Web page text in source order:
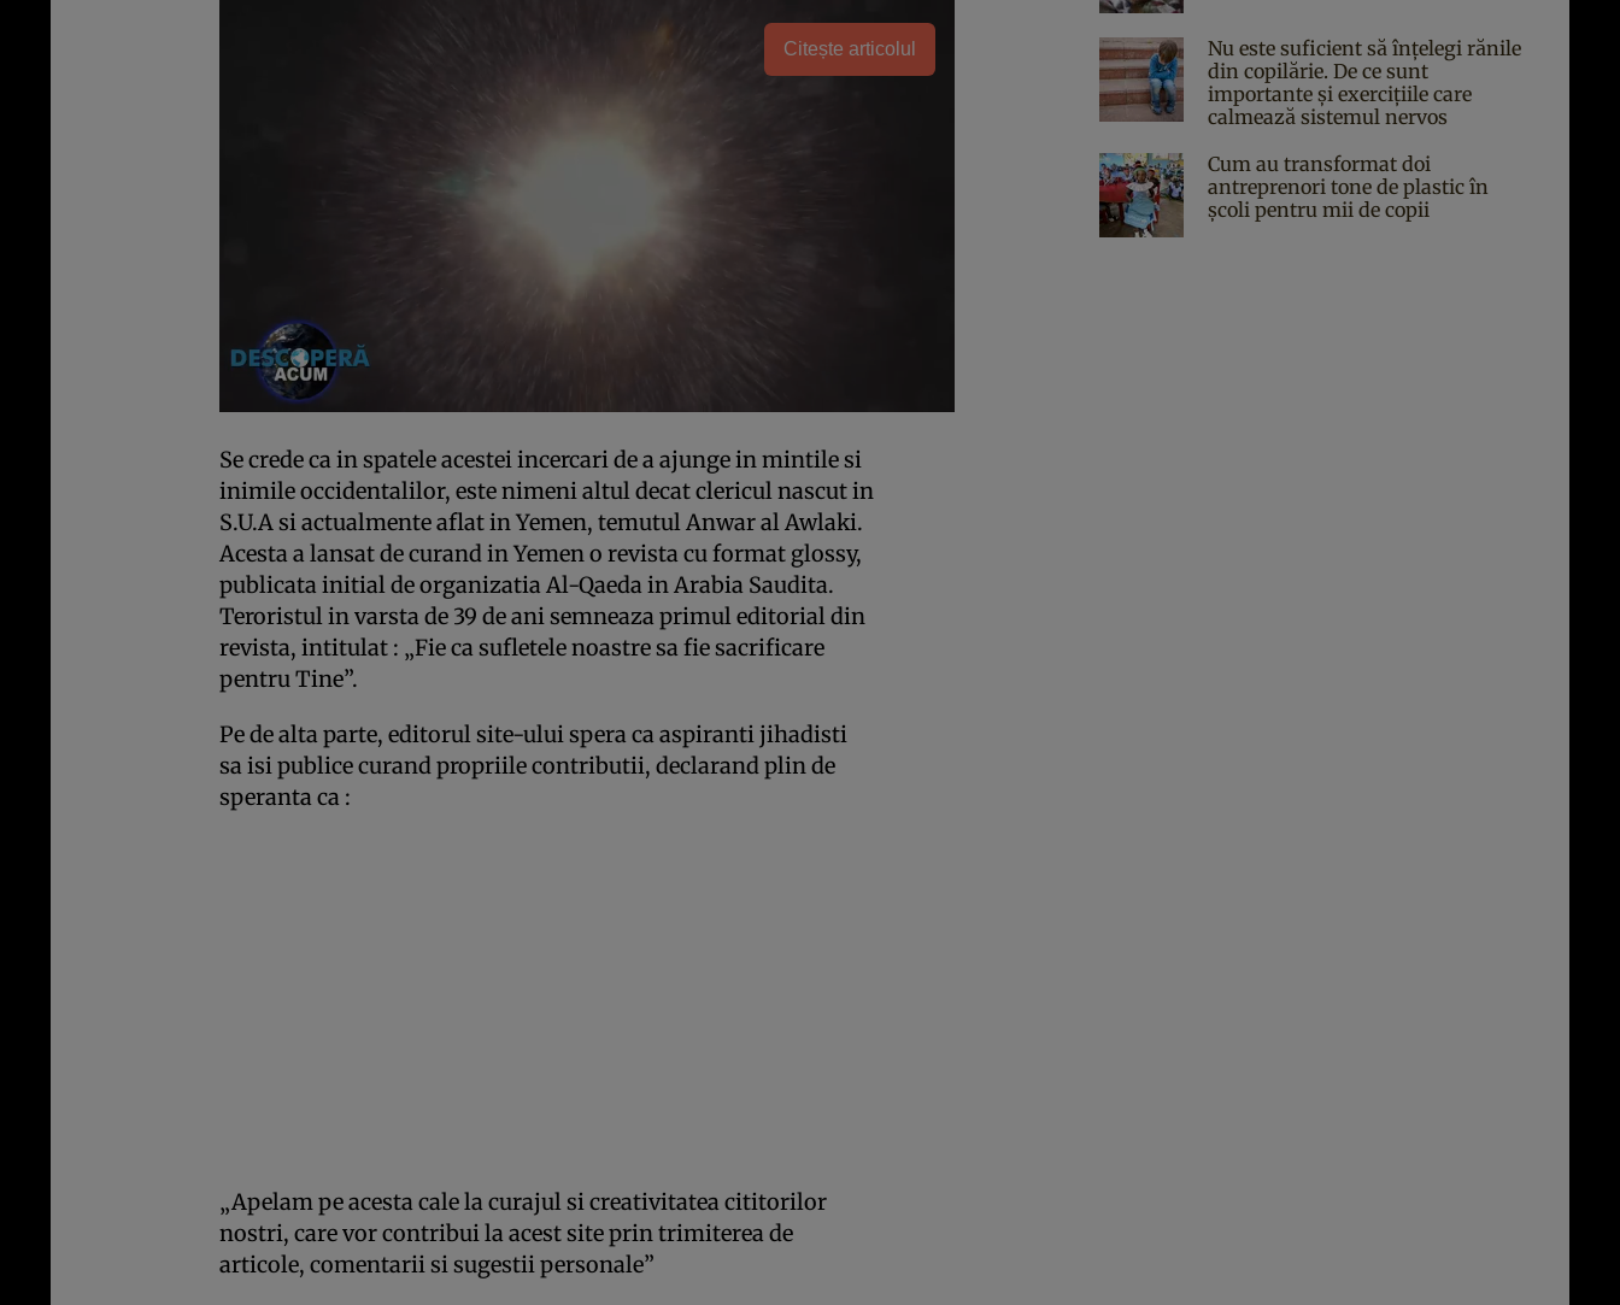
Citește articolul
Se crede ca in spatele acestei incercari de a ajunge in mintile si
inimile occidentalilor, este nimeni altul decat clericul nascut in
S.U.A si actualmente aflat in Yemen, temutul Anwar al Awlaki.
Acesta a lansat de curand in Yemen o revista cu format glossy,
publicata initial de organizatia Al-Qaeda in Arabia Saudita.
Teroristul in varsta de 39 de ani semneaza primul editorial din
revista, intitulat : „Fie ca sufletele noastre sa fie sacrificare
pentru Tine”.
Pe de alta parte, editorul site-ului spera ca aspiranti jihadisti
sa isi publice curand propriile contributii, declarand plin de
speranta ca :
„Apelam pe acesta cale la curajul si creativitatea cititorilor
nostri, care vor contribui la acest site prin trimiterea de
articole, comentarii si sugestii personale”
Nu este suficient să înțelegi rănile
din copilărie. De ce sunt
importante și exercițiile care
calmează sistemul nervos
Cum au transformat doi
antreprenori tone de plastic în
școli pentru mii de copii